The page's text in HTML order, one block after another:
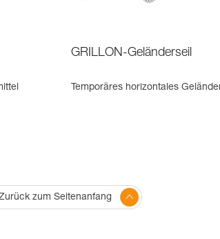
GRILLON-Geländerseil
Temporäres horizontales
zum Seitenanfang